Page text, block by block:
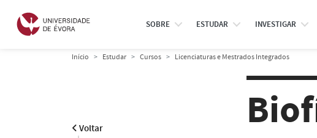
SOBRE ESTUDAR INVESTIGAR
Início Estudar Cursos Licenciaturas e Mestrados Integrados
Voltar